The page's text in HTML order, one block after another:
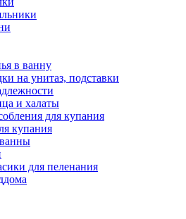
в ванну
на унитаз, подставки
и халаты
для купания
купания
для пеленания